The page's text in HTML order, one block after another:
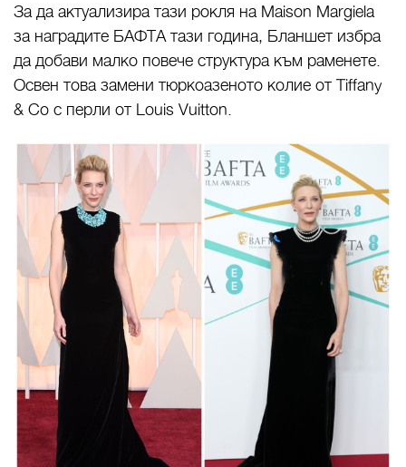
За да актуализира тази рокля на Maison Margiela
за наградите БАФТА тази година, Бланшет избра
да добави малко повече структура към раменете.
Освен това замени тюркоазеното колие от Tiffany
& Co с перли от Louis Vuitton.